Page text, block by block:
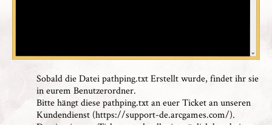
Sobald die Datei pathping.txt Erstellt wurde, findet ihr sie
in eurem Benutzerordner.
Bitte hängt diese pathping.txt an euer Ticket an unseren
Kundendienst (https://support-de.arcgames.com/).